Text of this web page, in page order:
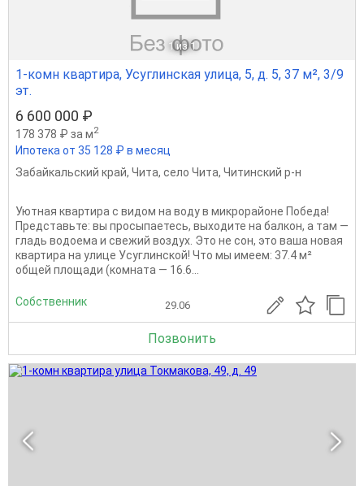
1 из 1
1-комн квартира, Усуглинская улица, 5, д. 5, 37 м², 3/9
эт.
6 600 000 ₽
178 378 ₽ за м2
Ипотека от 35 128 ₽ в месяц
Забайкальский край, Чита, село Чита, Читинский р-н
Уютная квартира с видом на воду в микрорайоне Победа!
Представьте: вы просыпаетесь, выходите на балкон, а там —
гладь водоема и свежий воздух. Это не сон, это ваша новая
квартира на улице Усуглинской! Что мы имеем: 37.4 м²
общей площади (комната — 16.6...
Собственник 29.06
Позвонить